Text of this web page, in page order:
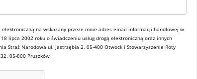
elektroniczną na wskazany przeze mnie adres email informacji handlowej w
lipca 2002 roku o świadczeniu usług drogą elektroniczną oraz innych
Straż Narodowa ul. Jastrzębia 2, 05-400 Otwock i Stowarzyszenie Roty
05-800 Pruszków